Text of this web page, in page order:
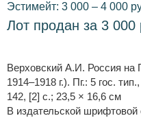
Эстимейт: 3 000 – 4 000
Лот продан за 3 000
Верховский А.И. Россия на
1914–1918 г.). Пг.: 5 гос.
142, [2] с.; 23,5 × 16,6 см
В издательской